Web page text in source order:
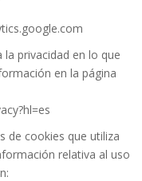
privacidad en lo que
en la página
de cookies que utiliza
relativa al uso